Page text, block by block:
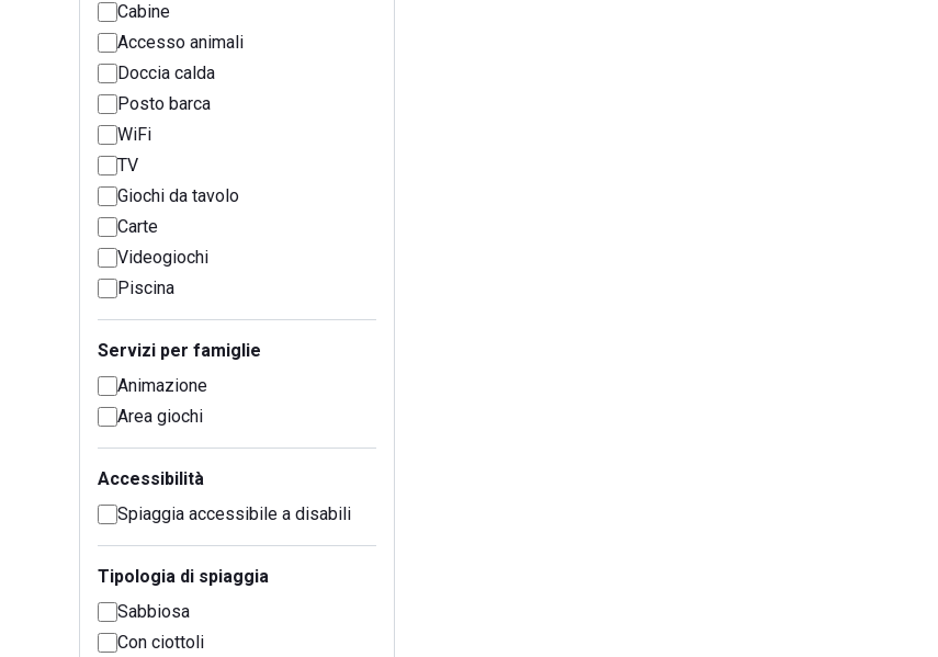
Cabine
Accesso animali
Doccia calda
Posto barca
WiFi
TV
Giochi da tavolo
Carte
Videogiochi
Piscina
Servizi per famiglie
Animazione
Area giochi
Accessibilità
Spiaggia accessibile a disabili
Tipologia di spiaggia
Sabbiosa
Con ciottoli